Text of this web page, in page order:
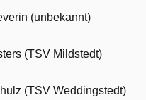
(unbekannt)
(TSV Mildstedt)
(TSV Weddingstedt)